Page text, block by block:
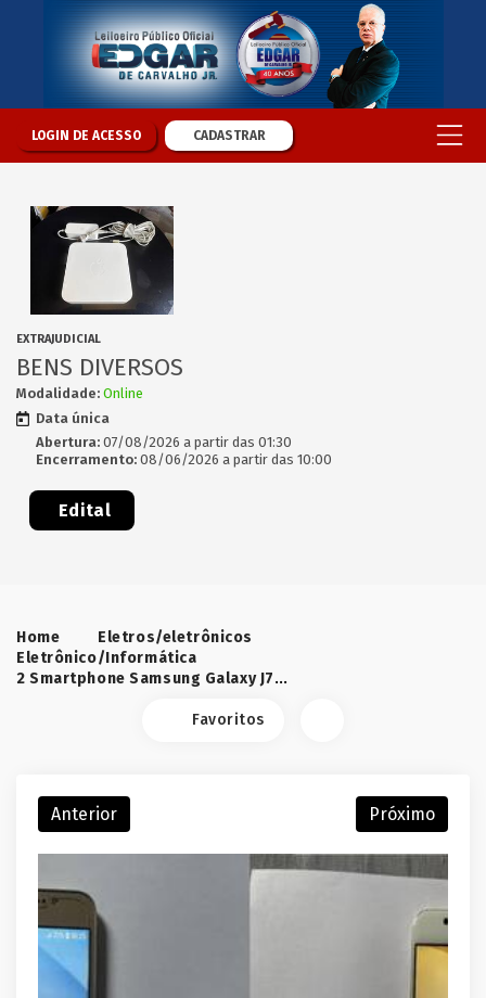
LOGIN DE ACESSO CADASTRAR
EXTRAJUDICIAL
BENS DIVERSOS
Modalidade: Online
Data única
Abertura: 07/08/2026 a partir das 01:30
Encerramento: 08/06/2026 a partir das 10:00
Edital
Home
Eletros/eletrônicos
Eletrônico/Informática
2 Smartphone Samsung Galaxy J7. Sem garantia. Vendido no estado que se encontra.
Favoritos
Anterior Próximo